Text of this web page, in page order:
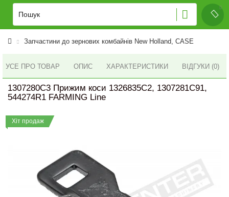
Запчастини до зернових комбайнів New Holland, CASE
УСЕ ПРО ТОВАР ОПИС ХАРАКТЕРИСТИКИ ВІДГУКИ (0)
1307280C3 Прижим коси 1326835C2, 1307281C91,
544274R1 FARMING Line
Хіт продаж